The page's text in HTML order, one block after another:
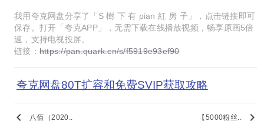
我用夸克网盘分享了「S 樹 下 有 pian 紅 房 子」，点击链接即可
保存。打开「夸克APP」，无需下载在线播放视频，畅享原画5倍
速，支持电视投屏。
链接：https://pan.quark.cn/s/f5919e93ef90
夸克网盘80T扩容和免费SVIP获取攻略
keyboard_arrow_left 八佰（2020.. 【5000粉丝.. keyboard_arrow_right